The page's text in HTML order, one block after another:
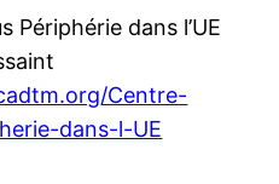
Périphérie dans l’UE
Centre-
dans-l-UE